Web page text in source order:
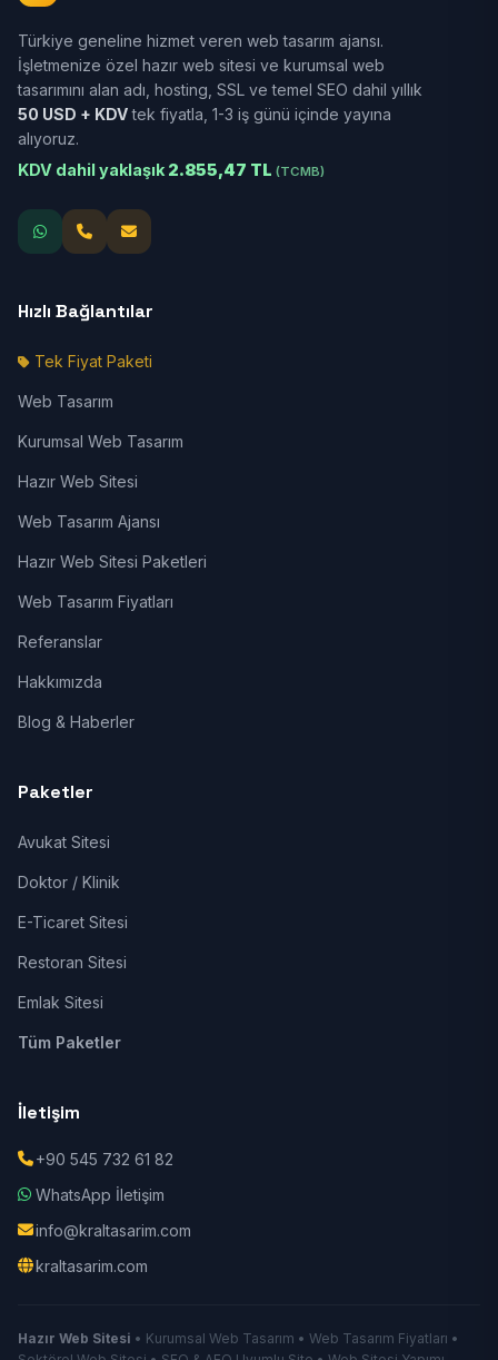
Türkiye geneline hizmet veren web tasarım ajansı.
İşletmenize özel hazır web sitesi ve kurumsal web
tasarımını alan adı, hosting, SSL ve temel SEO dahil yıllık
50 USD + KDVtek fiyatla, 1-3 iş günü içinde yayına
alıyoruz.
KDV dahil yaklaşık 2.855,47 TL (TCMB)
Hızlı Bağlantılar
Tek Fiyat Paketi
Web Tasarım
Kurumsal Web Tasarım
Hazır Web Sitesi
Web Tasarım Ajansı
Hazır Web Sitesi Paketleri
Web Tasarım Fiyatları
Referanslar
Hakkımızda
Blog & Haberler
Paketler
Avukat Sitesi
Doktor / Klinik
E-Ticaret Sitesi
Restoran Sitesi
Emlak Sitesi
Tüm Paketler
İletişim
+90 545 732 61 82
WhatsApp İletişim
info@kraltasarim.com
kraltasarim.com
Hazır Web Sitesi • Kurumsal Web Tasarım • Web Tasarım Fiyatları •